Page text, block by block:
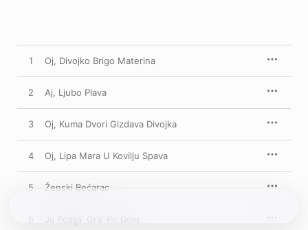
1 Oj, Divojko Brigo Materina
2 Aj, Ljubo Plava
3 Oj, Kuma Dvori Gizdava Divojka
4 Oj, Lipa Mara U Kovilju Spava
5 Ženski Bećarac
6 Ja Posija' Gra' Po Dolu